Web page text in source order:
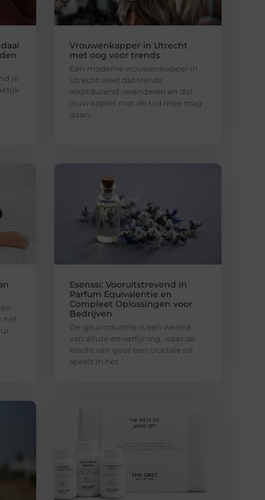
je
Vrouwenkapper in Utrecht
met oog voor trends
Een moderne vrouwenkapper in
Utrecht weet dat trends
voortdurend veranderen en dat
jouw kapsel met de tijd mee mag
gaan.
het
Esenssi: Vooruitstrevend in
Parfum Equivalentie en
Compleet Oplossingen voor
Bedrijven
De geurindustrie is een wereld
van allure en verfijning, waar de
kracht van geur een cruciale rol
speelt in het